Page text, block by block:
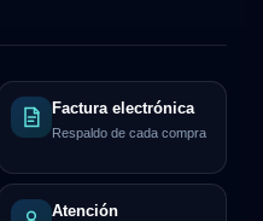
Factura electrónica
Respaldo de cada compra
Atención